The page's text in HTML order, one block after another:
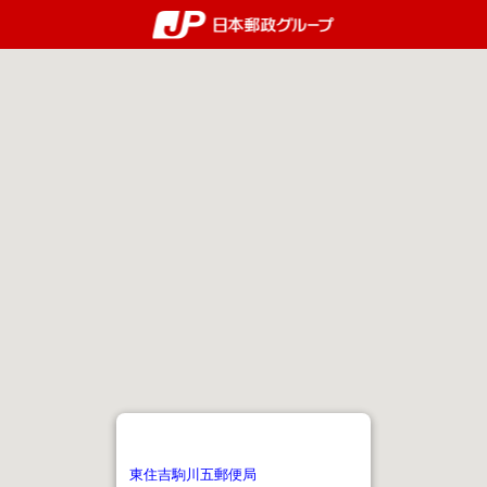
郵便局・日本郵政グループ
東住吉駒川五郵便局